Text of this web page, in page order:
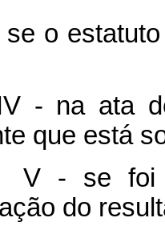
estatuto
ata de
que está
do